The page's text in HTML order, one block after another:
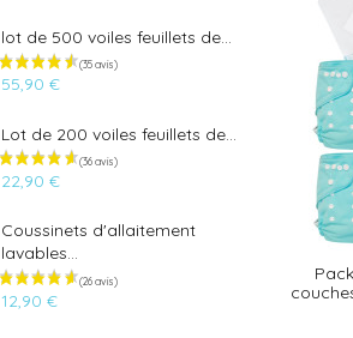
lot de 500 voiles feuillets de...
55,90 €
Lot de 200 voiles feuillets de...
22,90 €
Coussinets d'allaitement
lavables...
12,90 €